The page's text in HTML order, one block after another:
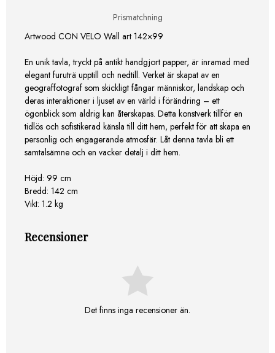
Prismatchning
Artwood CON VELO Wall art 142×99
En unik tavla, tryckt på antikt handgjort papper, är inramad med
elegant furuträ upptill och nedtill. Verket är skapat av en
geograffotograf som skickligt fångar människor, landskap och
deras interaktioner i ljuset av en värld i förändring – ett
ögonblick som aldrig kan återskapas. Detta konstverk tillför en
tidlös och sofistikerad känsla till ditt hem, perfekt för att skapa en
personlig och engagerande atmosfär. Låt denna tavla bli ett
samtalsämne och en vacker detalj i ditt hem.
Höjd: 99 cm
Bredd: 142 cm
Vikt: 1.2 kg
Recensioner
Det finns inga recensioner än.